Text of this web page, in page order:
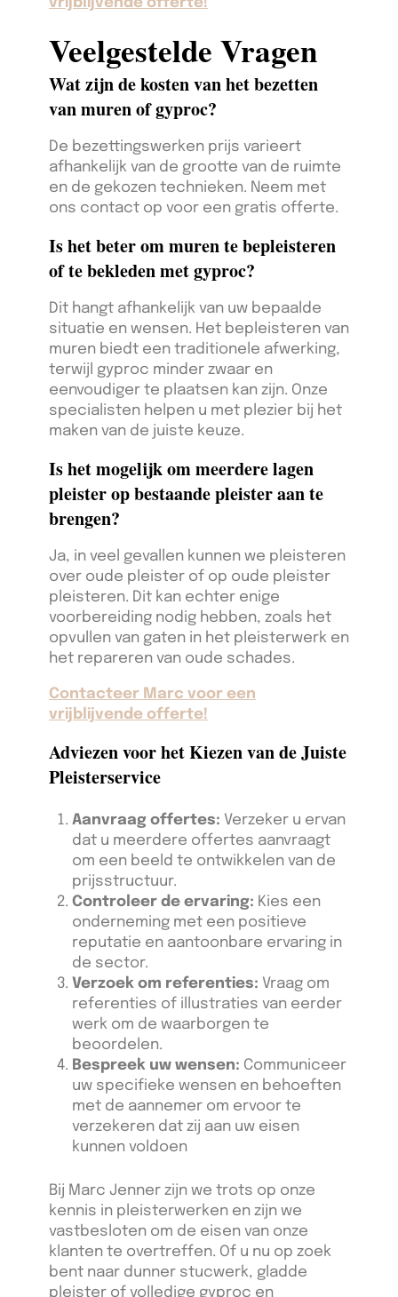
vrijblijvende offerte!
Veelgestelde Vragen
Wat zijn de kosten van het bezetten
van muren of gyproc?
De bezettingswerken prijs varieert
afhankelijk van de grootte van de ruimte
en de gekozen technieken. Neem met
ons contact op voor een gratis offerte.
Is het beter om muren te bepleisteren
of te bekleden met gyproc?
Dit hangt afhankelijk van uw bepaalde
situatie en wensen. Het bepleisteren van
muren biedt een traditionele afwerking,
terwijl gyproc minder zwaar en
eenvoudiger te plaatsen kan zijn. Onze
specialisten helpen u met plezier bij het
maken van de juiste keuze.
Is het mogelijk om meerdere lagen
pleister op bestaande pleister aan te
brengen?
Ja, in veel gevallen kunnen we pleisteren
over oude pleister of op oude pleister
pleisteren. Dit kan echter enige
voorbereiding nodig hebben, zoals het
opvullen van gaten in het pleisterwerk en
het repareren van oude schades.
Contacteer Marc voor een
vrijblijvende offerte!
Adviezen voor het Kiezen van de Juiste
Pleisterservice
Aanvraag offertes: Verzeker u ervan
dat u meerdere offertes aanvraagt
om een beeld te ontwikkelen van de
prijsstructuur.
Controleer de ervaring: Kies een
onderneming met een positieve
reputatie en aantoonbare ervaring in
de sector.
Verzoek om referenties: Vraag om
referenties of illustraties van eerder
werk om de waarborgen te
beoordelen.
Bespreek uw wensen: Communiceer
uw specifieke wensen en behoeften
met de aannemer om ervoor te
verzekeren dat zij aan uw eisen
kunnen voldoen
Bij Marc Jenner zijn we trots op onze
kennis in pleisterwerken en zijn we
vastbesloten om de eisen van onze
klanten te overtreffen. Of u nu op zoek
bent naar dunner stucwerk, gladde
pleister of volledige gyproc en